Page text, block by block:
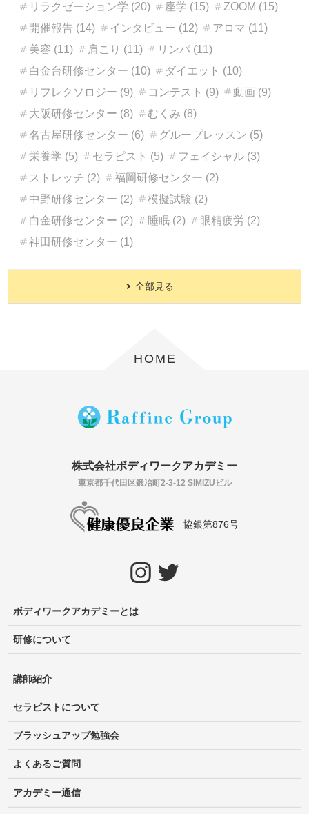
リラクゼーション学 (20)
座学 (15)
ZOOM (15)
開催報告 (14)
インタビュー (12)
アロマ (11)
美容 (11)
肩こり (11)
リンパ (11)
白金台研修センター (10)
ダイエット (10)
リフレクソロジー (9)
コンテスト (9)
動画 (9)
大阪研修センター (8)
むくみ (8)
名古屋研修センター (6)
グループレッスン (5)
栄養学 (5)
セラピスト (5)
フェイシャル (3)
ストレッチ (2)
福岡研修センター (2)
中野研修センター (2)
模擬試験 (2)
白金研修センター (2)
睡眠 (2)
眼精疲労 (2)
神田研修センター (1)
全部見る
HOME
株式会社ボディワークアカデミー
東京都千代田区鍛冶町2-3-12 SIMIZUビル
協銀第876号
ボディワークアカデミーとは
研修について
講師紹介
セラピストについて
ブラッシュアップ勉強会
よくあるご質問
アカデミー通信